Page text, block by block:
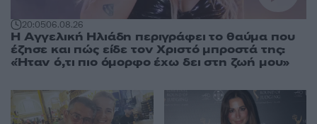
20:0506.08.26
Η Αγγελική Ηλιάδη περιγράφει το θαύμα που
έζησε και πώς είδε τον Χριστό μπροστά της:
«Ήταν ό,τι πιο όμορφο έχω δει στη ζωή μου»